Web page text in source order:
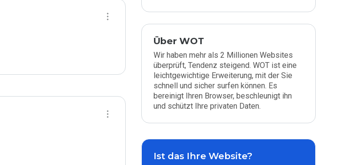
Über WOT
Wir haben mehr als 2 Millionen Websites
überprüft, Tendenz steigend. WOT ist eine
leichtgewichtige Erweiterung, mit der Sie
schnell und sicher surfen können. Es
bereinigt Ihren Browser, beschleunigt ihn
und schützt Ihre privaten Daten.
Ist das Ihre Website?